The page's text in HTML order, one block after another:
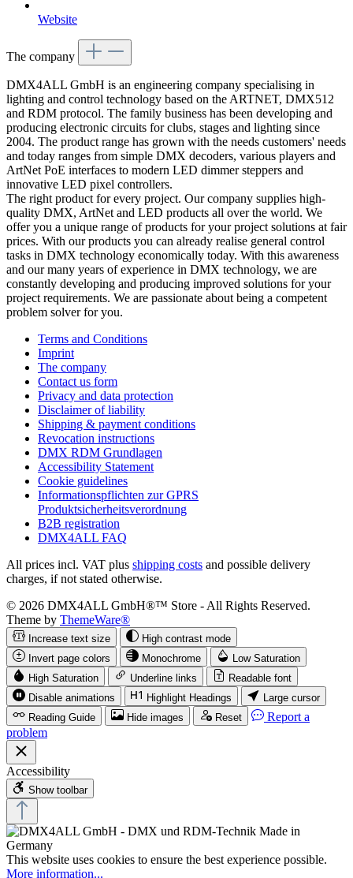
Website
The company
DMX4ALL GmbH is an engineering company specialising in
lighting and control technology based on the ARTNET, DMX512
and RDM protocol. The family business has been developing and
producing electronic circuits for clubs, stages and lighting since
2004. The product range has grown with the needs customers' needs
and today ranges from simple DMX decoders, various players and
ArtNet PoE interfaces to modern LED dimmer steppers and
innovative LED pixel controllers.
The right product for every project. Our company supplies high-
quality DMX, ArtNet and LED products all over the world. We
offer you a unique range of products for your project solutions at fair
prices. With our products you can already realise general control
tasks in DMX technology economically today. With this awareness
and our many years of experience in DMX technology, we are
constantly developing and producing improved solutions for your
project requirements. We are passionate about being a competent
problem solver for you.
Terms and Conditions
Imprint
The company
Contact us form
Privacy and data protection
Disclaimer of liability
Shipping & payment conditions
Revocation instructions
DMX RDM Grundlagen
Accessibility Statement
Cookie guidelines
Informationspflichten zur GPRS
Produktsicherheitsverordnung
B2B registration
DMX4ALL FAQ
All prices incl. VAT plus shipping costs and possible delivery
charges, if not stated otherwise.
© 2026 DMX4ALL GmbH®™ Store - All Rights Reserved.
Theme by ThemeWare®
Increase text size
High contrast mode
Invert page colors
Monochrome
Low Saturation
High Saturation
Underline links
Readable font
Disable animations
Highlight Headings
Large cursor
Reading Guide
Hide images Reset
Report a
problem
Accessibility
Show toolbar
This website uses cookies to ensure the best experience possible.
More information...